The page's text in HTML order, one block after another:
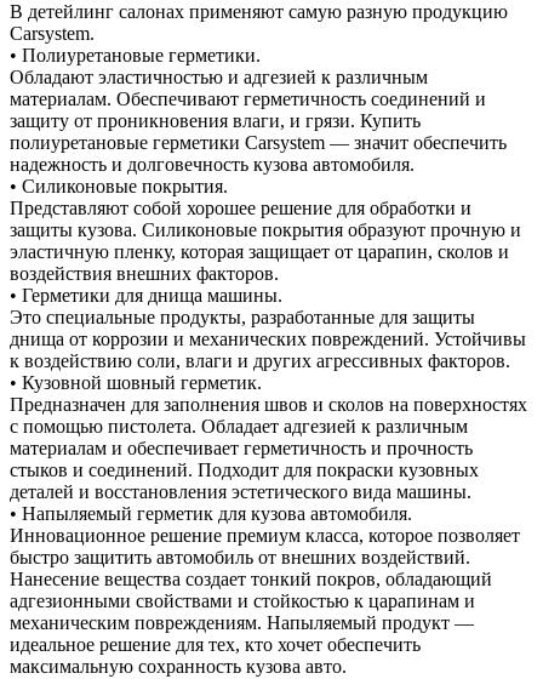
В детейлинг салонах применяют самую разную продукцию
Carsystem.
• Полиуретановые герметики.
Обладают эластичностью и адгезией к различным
материалам. Обеспечивают герметичность соединений и
защиту от проникновения влаги, и грязи. Купить
полиуретановые герметики Carsystem — значит обеспечить
надежность и долговечность кузова автомобиля.
• Силиконовые покрытия.
Представляют собой хорошее решение для обработки и
защиты кузова. Силиконовые покрытия образуют прочную и
эластичную пленку, которая защищает от царапин, сколов и
воздействия внешних факторов.
• Герметики для днища машины.
Это специальные продукты, разработанные для защиты
днища от коррозии и механических повреждений. Устойчивы
к воздействию соли, влаги и других агрессивных факторов.
• Кузовной шовный герметик.
Предназначен для заполнения швов и сколов на поверхностях
с помощью пистолета. Обладает адгезией к различным
материалам и обеспечивает герметичность и прочность
стыков и соединений. Подходит для покраски кузовных
деталей и восстановления эстетического вида машины.
• Напыляемый герметик для кузова автомобиля.
Инновационное решение премиум класса, которое позволяет
быстро защитить автомобиль от внешних воздействий.
Нанесение вещества создает тонкий покров, обладающий
адгезионными свойствами и стойкостью к царапинам и
механическим повреждениям. Напыляемый продукт —
идеальное решение для тех, кто хочет обеспечить
максимальную сохранность кузова авто.